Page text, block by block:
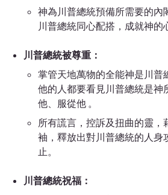
神為川普總統預備所需要的內
川普總統同心配搭，成就神的
川普總統被尊重：
掌管天地萬物的全能神是川普
他的人都要看見川普總統是神
他、服從他 。
所有謊言，控訴及扭曲的靈，
袖，釋放出對川普總統的人身
止。
川普總統祝福：